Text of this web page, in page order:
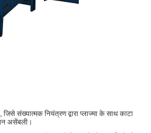
संख्यात्मक नियंत्रण द्वारा प्लाज्मा के साथ काटा
असेंबली।